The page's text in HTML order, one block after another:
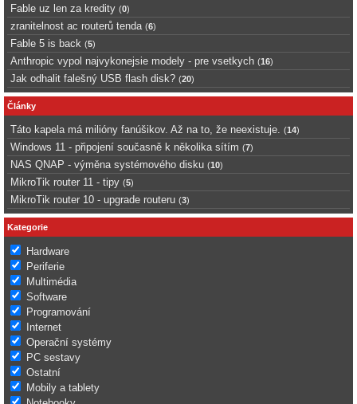
Fable uz len za kredity (0)
zranitelnost ac routerů tenda (6)
Fable 5 is back (5)
Anthropic vypol najvykonejsie modely - pre vsetkych (16)
Jak odhalit falešný USB flash disk? (20)
Články
Táto kapela má milióny fanúšikov. Až na to, že neexistuje. (14)
Windows 11 - připojení současně k několika sítím (7)
NAS QNAP - výměna systémového disku (10)
MikroTik router 11 - tipy (5)
MikroTik router 10 - upgrade routeru (3)
Kategorie
Hardware
Periferie
Multimédia
Software
Programování
Internet
Operační systémy
PC sestavy
Ostatní
Mobily a tablety